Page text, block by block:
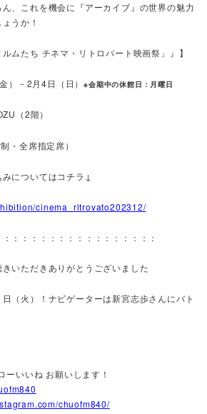
、これを機会に『アーカイブ』の世界の魅力
うか！
ムたち チネマ・リトロバート映画祭」』】
）－2月4日（日）※会期中の休館日：月曜日
（2階）
・全席指定席）
についてはコチラ↓
cinema_ritrovato202312/
：：：：：：：：：：：：：：：：
いただきありがとうございました
（火）！ナビゲーターは新宮志歩さんにバト
いいね お願いします！
chuofm840/